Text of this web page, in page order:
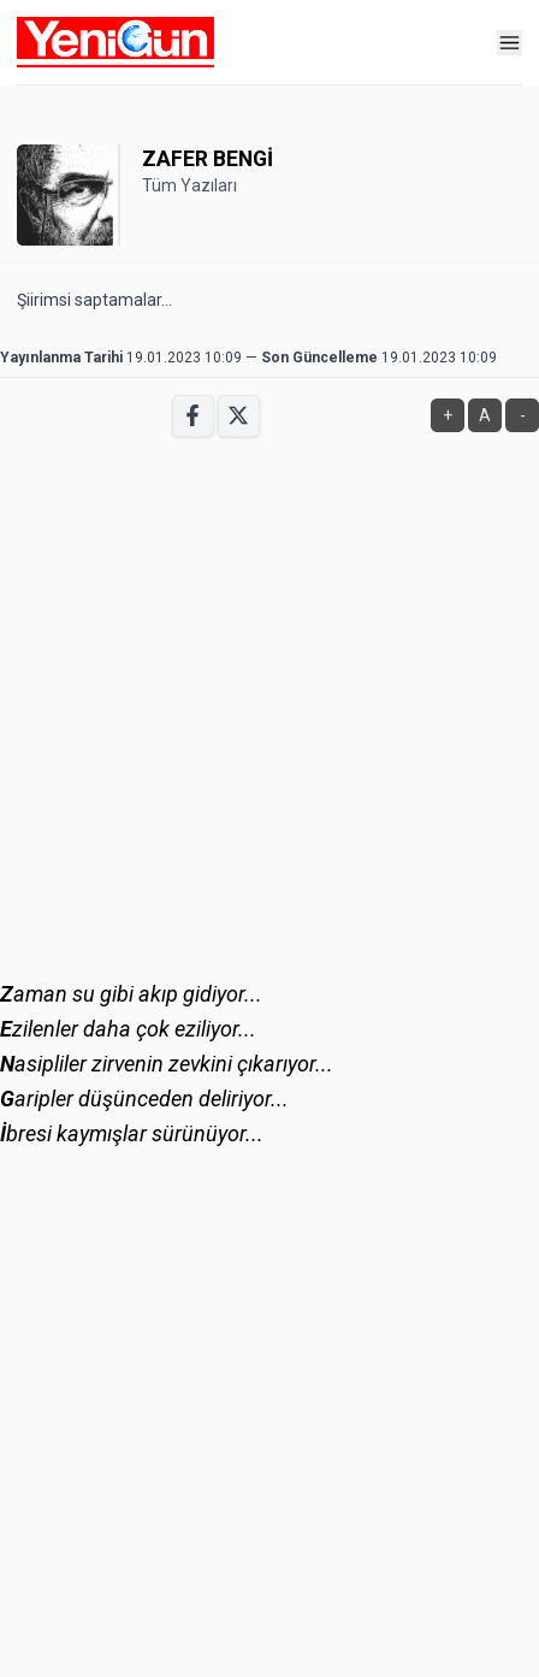
ZAFER BENGİ
Tüm Yazıları
Şiirimsi saptamalar...
Yayınlanma Tarihi 19.01.2023 10:09 — Son Güncelleme 19.01.2023 10:09
+ A -
Zaman su gibi akıp gidiyor...
Ezilenler daha çok eziliyor...
Nasipliler zirvenin zevkini çıkarıyor...
Garipler düşünceden deliriyor...
İbresi kaymışlar sürünüyor...